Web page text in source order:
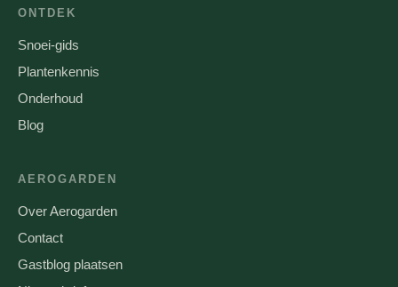
ONTDEK
Snoei-gids
Plantenkennis
Onderhoud
Blog
AEROGARDEN
Over Aerogarden
Contact
Gastblog plaatsen